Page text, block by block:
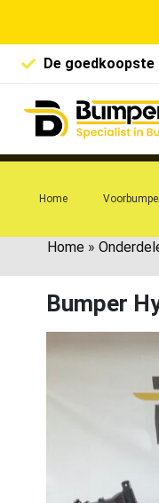
De goedkoopste
Home
Home »
Bumper